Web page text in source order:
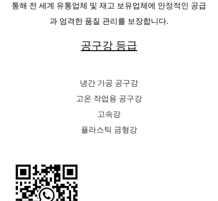
통해 전 세계 유통업체 및 재고 보유업체에 안정적인 공급
과 엄격한 품질 관리를 보장합니다.
공구강 등급
냉간 가공 공구강
고온 작업용 공구강
고속강
플라스틱 금형강